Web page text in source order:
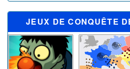
JEUX DE CONQUÊTE